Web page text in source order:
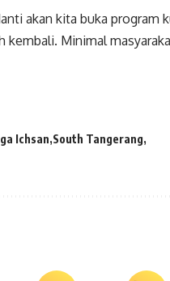
akan kita buka program
kembali. Minimal
Ichsan South Tangerang